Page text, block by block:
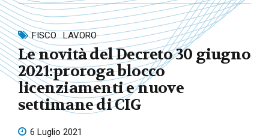
FISCO LAVORO
Le novità del Decreto 30 giugno
2021:proroga blocco
licenziamenti e nuove
settimane di CIG
6 Luglio 2021